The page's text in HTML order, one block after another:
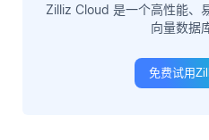
Zilliz Cloud 是一个高性能、
向量数据
免费试用